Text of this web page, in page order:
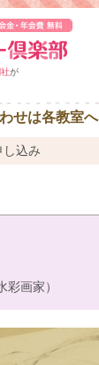
が
せは各教室へ
し込み
彩画家）